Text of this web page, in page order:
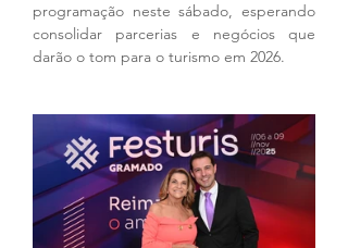
programação neste sábado, esperando
consolidar parcerias e negócios que
darão o tom para o turismo em 2026.